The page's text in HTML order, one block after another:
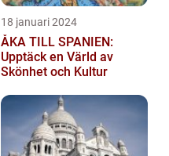
18 januari 2024
ÅKA TILL SPANIEN:
Upptäck en Värld av
Skönhet och Kultur